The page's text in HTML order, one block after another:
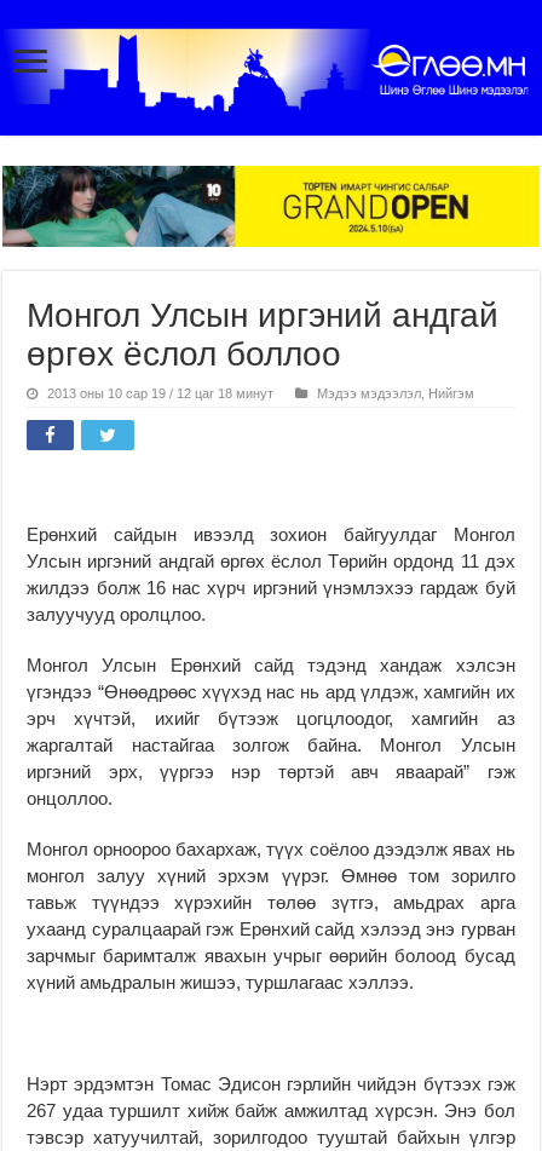
Монгол Улсын иргэний андгай
өргөх ёслол боллоо
2013 оны 10 сар 19 / 12 цаг 18 минут Мэдээ мэдээлэл Нийгэм
Ерөнхий сайдын ивээлд зохион байгуулдаг Монгол
Улсын иргэний андгай өргөх ёслол Төрийн ордонд 11 дэх
жилдээ болж 16 нас хүрч иргэний үнэмлэхээ гардаж буй
залуучууд оролцлоо.
Монгол Улсын Ерөнхий сайд тэдэнд хандаж хэлсэн
үгэндээ “Өнөөдрөөс хүүхэд нас нь ард үлдэж, хамгийн их
эрч хүчтэй, ихийг бүтээж цогцлоодог, хамгийн аз
жаргалтай настайгаа золгож байна. Монгол Улсын
иргэний эрх, үүргээ нэр төртэй авч яваарай” гэж
онцоллоо.
Монгол орноороо бахархаж, түүх соёлоо дээдэлж явах нь
монгол залуу хүний эрхэм үүрэг. Өмнөө том зорилго
тавьж түүндээ хүрэхийн төлөө зүтгэ, амьдрах арга
ухаанд суралцаарай гэж Ерөнхий сайд хэлээд энэ гурван
зарчмыг баримталж явахын учрыг өөрийн болоод бусад
хүний амьдралын жишээ, туршлагаас хэллээ.
Нэрт эрдэмтэн Томас Эдисон гэрлийн чийдэн бүтээх гэж
267 удаа туршилт хийж байж амжилтад хүрсэн. Энэ бол
тэвсэр хатуучилтай, зорилгодоо тууштай байхын үлгэр